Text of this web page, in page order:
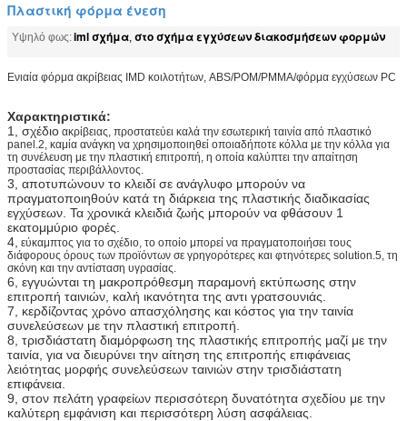
Πλαστική φόρμα ένεση
Υψηλό φως:iml σχήμα, στο σχήμα εγχύσεων διακοσμήσεων φορμών
Ενιαία φόρμα ακρίβειας IMD κοιλοτήτων, ABS/POM/PMMA/φόρμα εγχύσεων PC
Χαρακτηριστικά:
1, σχέδιο ακρίβειας, προστατεύει καλά την εσωτερική ταινία από πλαστικό
panel.2, καμία ανάγκη να χρησιμοποιηθεί οποιαδήποτε κόλλα με την κόλλα για
τη συνέλευση με την πλαστική επιτροπή, η οποία καλύπτει την απαίτηση
προστασίας περιβάλλοντος.
3, αποτυπώνουν το κλειδί σε ανάγλυφο μπορούν να
πραγματοποιηθούν κατά τη διάρκεια της πλαστικής διαδικασίας
εγχύσεων. Τα χρονικά κλειδιά ζωής μπορούν να φθάσουν 1
εκατομμύριο φορές.
4, εύκαμπτος για το σχέδιο, το οποίο μπορεί να πραγματοποιήσει τους
διάφορους όρους των προϊόντων σε γρηγορότερες και φτηνότερες solution.5, τη
σκόνη και την αντίσταση υγρασίας.
6, εγγυώνται τη μακροπρόθεσμη παραμονή εκτύπωσης στην
επιτροπή ταινιών, καλή ικανότητα της αντι γρατσουνιάς.
7, κερδίζοντας χρόνο απασχόλησης και κόστος για την ταινία
συνελεύσεων με την πλαστική επιτροπή.
8, τρισδιάστατη διαμόρφωση της πλαστικής επιτροπής μαζί με την
ταινία, για να διευρύνει την αίτηση της επιτροπής επιφάνειας
λειότητας μορφής συνελεύσεων ταινιών στην τρισδιάστατη
επιφάνεια.
9, στον πελάτη γραφείων περισσότερη δυνατότητα σχεδίου με την
καλύτερη εμφάνιση και περισσότερη λύση ασφάλειας.